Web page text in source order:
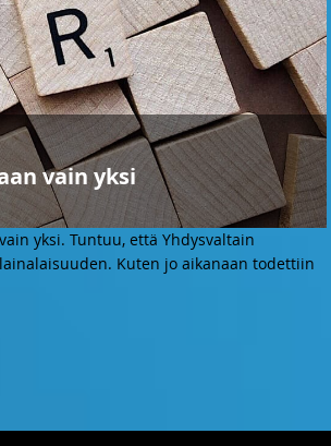
vain yksi
yksi. Tuntuu, että Yhdysvaltain
Kuten jo aikanaan todettiin